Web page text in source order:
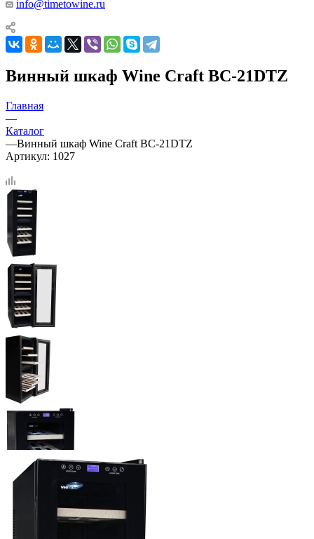
info@timetowine.ru
Винный шкаф Wine Craft BC-21DTZ
Главная
—
Каталог
—Винный шкаф Wine Craft BC-21DTZ
Артикул: 1027